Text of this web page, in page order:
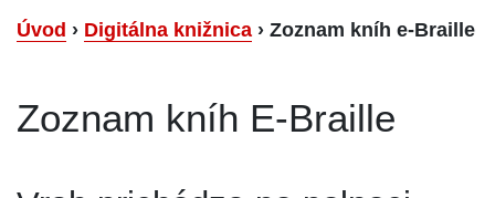
Úvod › Digitálna knižnica › Zoznam kníh e-Braille
Zoznam kníh E-Braille